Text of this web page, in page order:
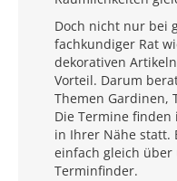
Doch nicht nur bei
fachkundiger Rat
dekorativen
Vorteil. Darum
Themen Gardinen,
Die Termine
in Ihrer Nähe statt.
einfach gleich über
Terminfinder.